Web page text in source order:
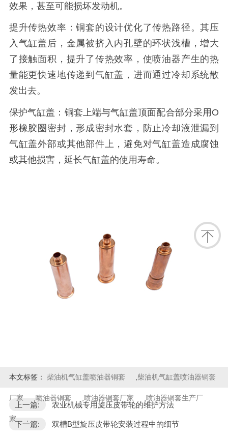
效果，甚至可能损坏发动机。
提升传热效率：铜套的设计优化了传热路径。其压
入气缸盖后，金属被挤入内孔壁的环状浅槽，增大
了接触面积，提升了传热效率，使喷油器产生的热
量能更快速地传递到气缸盖，进而通过冷却系统散
发出去。
保护气缸盖：铜套上端与气缸盖顶面配合部分采用O
形橡胶圈密封，形成密封水套，防止冷却液泄漏到
气缸盖外部或其他部件上，避免对气缸盖造成腐蚀
或其他损害，延长气缸盖的使用寿命。
本文标签： 柴油机气缸盖喷油器铜套 柴油机气缸盖喷油器铜套
厂家 ,喷油器铜套 喷油器铜套厂家 ,喷油器铜套生产厂
家
上一篇: 农业机械专用旋压皮带轮的维护方法
下一篇: 双槽B型旋压皮带轮安装过程中的细节